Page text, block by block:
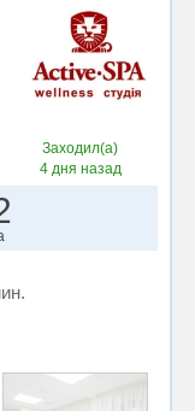
Заходил(а)
4 дня назад